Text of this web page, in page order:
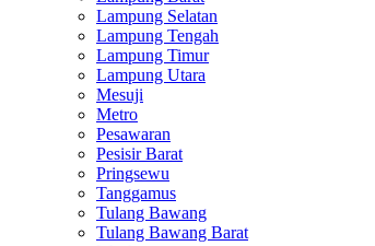
Lampung Selatan
Lampung Tengah
Lampung Timur
Lampung Utara
Mesuji
Metro
Pesawaran
Pesisir Barat
Pringsewu
Tanggamus
Tulang Bawang
Tulang Bawang Barat